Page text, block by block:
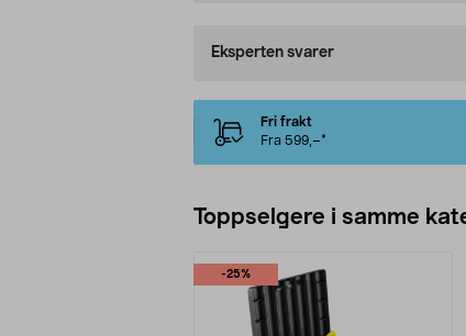
Eksperten svarer
Fri frakt
Fra 599,–*
Toppselgere i samme
-25%